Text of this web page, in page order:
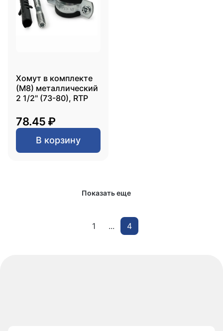
Хомут в комплекте
(М8) металлический
2 1/2" (73-80), RTP
78.45 ₽
В корзину
Показать еще
1 ... 4